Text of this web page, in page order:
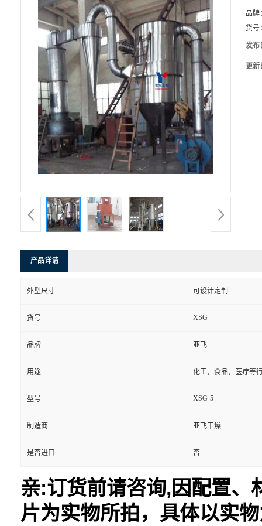
品牌
货号
发布
更新
产品详请
外型尺寸 可设计定制
货号 XSG
品牌 亚飞
用途 化工，食品，医疗等
型号 XSG-5
制造商 亚飞干燥
是否进口 否
亲:订货前请咨询,因配置、
片为实物所拍，具体以实